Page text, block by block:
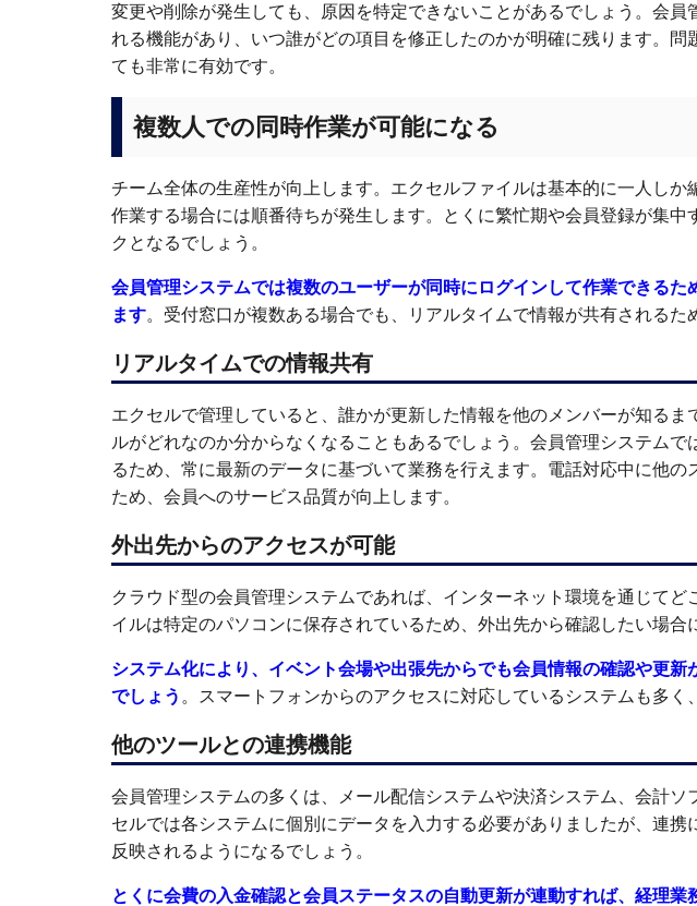
変更や削除が発生しても、原因を特定できないことがあるでしょう。会員
れる機能があり、いつ誰がどの項目を修正したのかが明確に残ります。
ても非常に有効です。
複数人での同時作業が可能になる
チーム全体の生産性が向上します。エクセルファイルは基本的に一人し
作業する場合には順番待ちが発生します。とくに繁忙期や会員登録が集
クとなるでしょう。
会員管理システムでは複数のユーザーが同時にログインして作業できる
ます。受付窓口が複数ある場合でも、リアルタイムで情報が共有されるた
リアルタイムでの情報共有
エクセルで管理していると、誰かが更新した情報を他のメンバーが知るま
ルがどれなのか分からなくなることもあるでしょう。会員管理システム
るため、常に最新のデータに基づいて業務を行えます。電話対応中に他
ため、会員へのサービス品質が向上します。
外出先からのアクセスが可能
クラウド型の会員管理システムであれば、インターネット環境を通じて
イルは特定のパソコンに保存されているため、外出先から確認したい場合
システム化により、イベント会場や出張先からでも会員情報の確認や更
でしょう 。スマートフォンからのアクセスに対応しているシステムも多く
他のツールとの連携機能
会員管理システムの多くは、メール配信システムや決済システム、会計ソ
セルでは各システムに個別にデータを入力する必要がありましたが、連
反映されるようになるでしょう。
とくに会費の入金確認と会員ステータスの自動更新が連動すれば、経理